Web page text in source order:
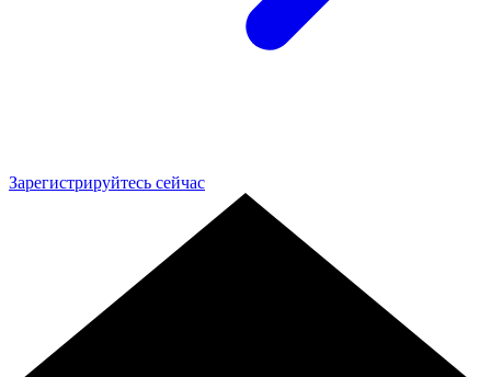
Зарегистрируйтесь сейчас